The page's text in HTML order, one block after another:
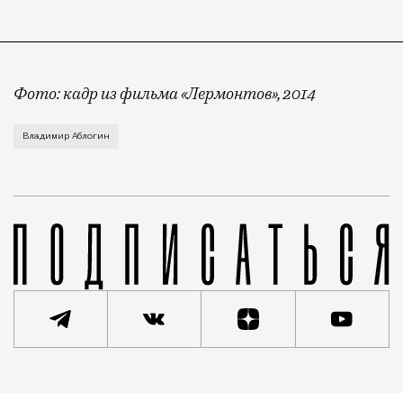
Фото: кадр из фильма «Лермонтов», 2014
Путь от литературной классики до уголовной
Владимир Аблогин